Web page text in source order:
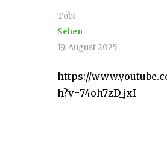
Tobi
Sehen
19. August 2025
https://
h?v=74oh7zD_jxI